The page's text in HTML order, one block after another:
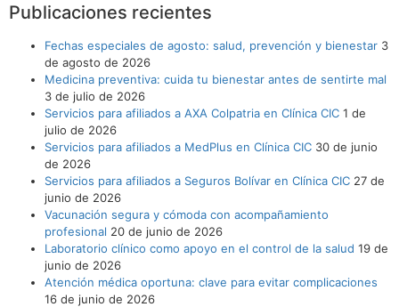
Publicaciones recientes
Fechas especiales de agosto: salud, prevención y bienestar 3
de agosto de 2026
Medicina preventiva: cuida tu bienestar antes de sentirte mal
3 de julio de 2026
Servicios para afiliados a AXA Colpatria en Clínica CIC 1 de
julio de 2026
Servicios para afiliados a MedPlus en Clínica CIC 30 de junio
de 2026
Servicios para afiliados a Seguros Bolívar en Clínica CIC 27 de
junio de 2026
Vacunación segura y cómoda con acompañamiento
profesional 20 de junio de 2026
Laboratorio clínico como apoyo en el control de la salud 19 de
junio de 2026
Atención médica oportuna: clave para evitar complicaciones
16 de junio de 2026